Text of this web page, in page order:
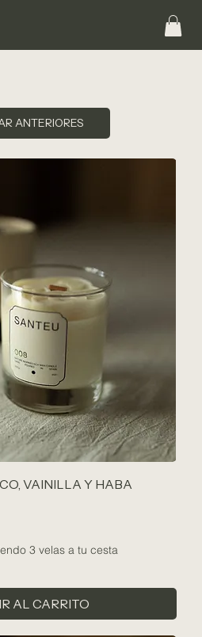
ANTERIORES
VAINILLA Y HABA
3 velas a tu cesta
AL CARRITO